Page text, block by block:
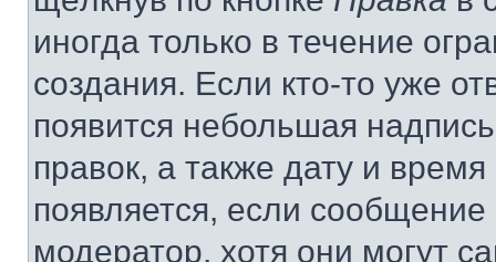
иногда только в течение
создания. Если кто-то уже
появится небольшая
правок, а также дату и
появляется, если
модератор, хотя они могут